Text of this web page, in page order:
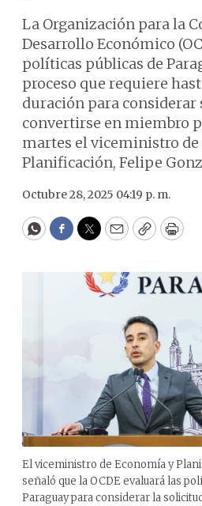
La Organización para la
Desarrollo Económico
políticas públicas de
proceso que requiere
duración para considerar
convertirse en miembro
martes el viceministro de
Planificación, Felipe
Octubre 28, 2025 04:19 p. m.
WhatsApp
Facebook
Twitter
EmailCopyPrint
El viceministro de Economía y
señaló que la OCDE evaluará las
Paraguay para considerar la